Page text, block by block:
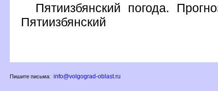
Пятиизбянский погода.
Пятиизбянский
Пишите письма: info@volgograd-oblast.ru